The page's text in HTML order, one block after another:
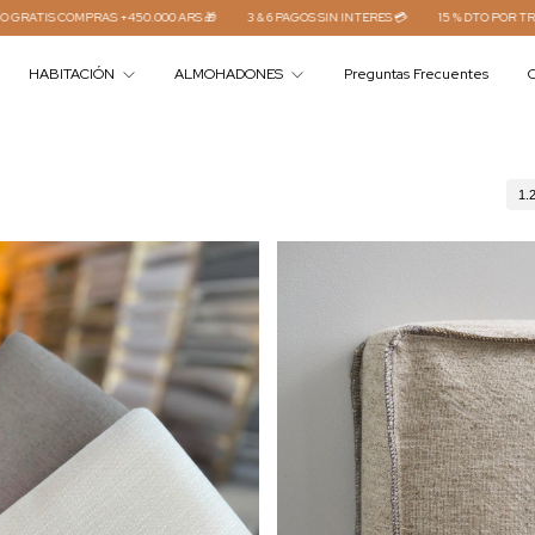
+450.000 ARS 🎁 3 & 6 PAGOS SIN INTERES 💳 15 % DTO POR TRANSFERENCIA⚡
HABITACIÓN ALMOHADONES Preguntas Frecuentes